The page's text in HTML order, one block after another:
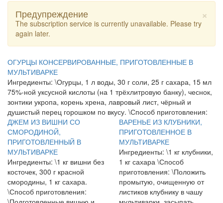
×
Предупреждение
The subscription service is currently unavailable. Please try
again later.
ОГУРЦЫ КОНСЕРВИРОВАННЫЕ, ПРИГОТОВЛЕННЫЕ В
МУЛЬТИВАРКЕ
Ингредиенты: \Огурцы, 1 л воды, 30 г соли, 25 г сахара, 15 мл
75%-ной уксусной кислоты (на 1 трёхлитровую банку), чеснок,
зонтики укропа, корень хрена, лавровый лист, чёрный и
душистый перец горошком по вкусу. \Способ приготовления:
ДЖЕМ ИЗ ВИШНИ СО
СМОРОДИНОЙ,
ПРИГОТОВЛЕННЫЙ В
МУЛЬТИВАРКЕ
Ингредиенты: \1 кг вишни без
косточек, 300 г красной
смородины, 1 кг сахара.
\Способ приготовления:
ВАРЕНЬЕ ИЗ КЛУБНИКИ,
ПРИГОТОВЛЕННОЕ В
МУЛЬТИВАРКЕ
Ингредиенты: \1 кг клубники,
1 кг сахара \Способ
приготовления: \Положить
промытую, очищенную от
листиков клубнику в чашу